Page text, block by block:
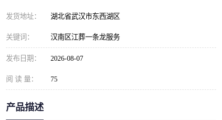
发货地址： 湖北省武汉市东西湖区
关键词： 汉南区江葬一条龙服务
发布日期： 2026-08-07
阅 读 量： 75
产品描述